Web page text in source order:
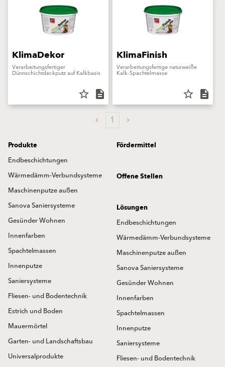
KlimaDekor
Verarbeitungsfertiger
Dünnschichtdeckputz auf Kalkbasis
star_border description
KlimaFinish
Verarbeitungsfertige naturweiße
Kalk-Spachtelmasse
star_border description
1
Produkte
Endbeschichtungen
Wärmedämm-Verbundsysteme
Maschinenputze außen
Sanova Saniersysteme
Gesünder Wohnen
Innenfarben
Spachtelmassen
Innenputze
Saniersysteme
Fliesen- und Bodentechnik
Estrich und Boden
Mauermörtel
Garten- und Landschaftsbau
Universalprodukte
Fördermittel
Offene Stellen
Lösungen
Endbeschichtungen
Wärmedämm-Verbundsysteme
Maschinenputze außen
Sanova Saniersysteme
Gesünder Wohnen
Innenfarben
Spachtelmassen
Innenputze
Saniersysteme
Fliesen- und Bodentechnik